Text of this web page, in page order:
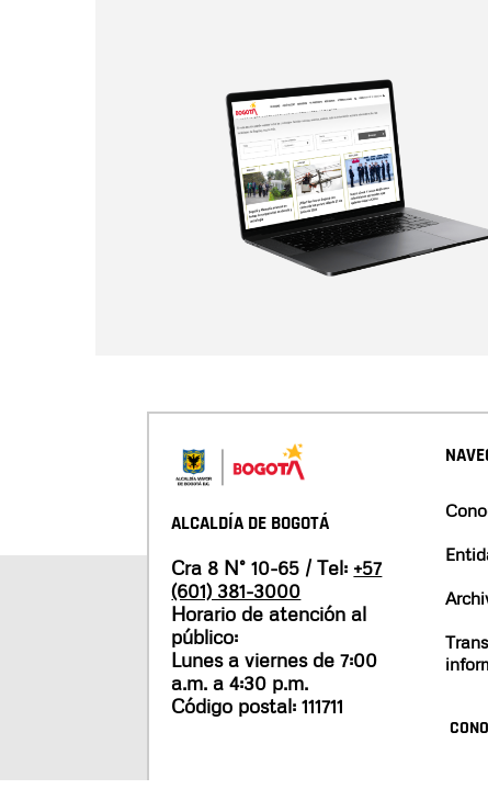
ALCALDÍA DE BOGOTÁ
Cra 8 N° 10-65 / Tel: +57
(601) 381-3000
Horario de atención al
público:
Lunes a viernes de 7:00
a.m. a 4:30 p.m.
Código postal: 111711